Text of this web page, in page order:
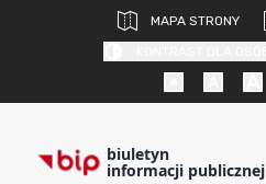
MAPA STRONY
biuletyn
informacji publicznej